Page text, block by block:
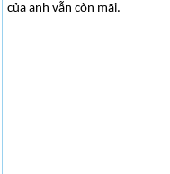
của anh vẫn còn mãi.